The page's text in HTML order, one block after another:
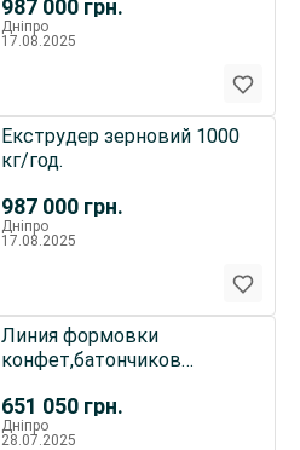
987 000 грн.
Дніпро
17.08.2025
987 000 грн.
Екструдер зерновий 1000
кг/год.
Дніпро
17.08.2025
651 050 грн.
Линия формовки
конфет,батончиков
Дніпро
28.07.2025